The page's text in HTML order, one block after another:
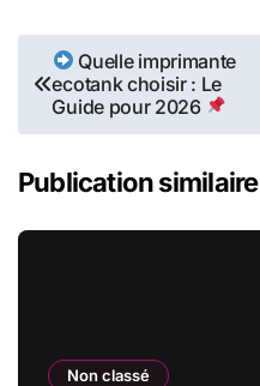
Navigation
de
l’article
Quelle imprimante
ecotank choisir : Le
Guide pour 2026
Publication similaire
Non classé